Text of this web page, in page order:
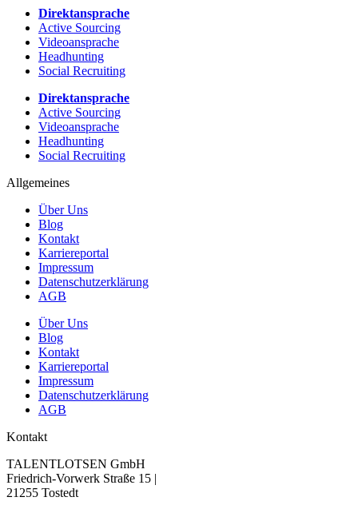
Direktansprache
Active Sourcing
Videoansprache
Headhunting
Social Recruiting
Direktansprache
Active Sourcing
Videoansprache
Headhunting
Social Recruiting
Allgemeines
Über Uns
Blog
Kontakt
Karriereportal
Impressum
Datenschutzerklärung
AGB
Über Uns
Blog
Kontakt
Karriereportal
Impressum
Datenschutzerklärung
AGB
Kontakt
TALENTLOTSEN GmbH
Friedrich-Vorwerk Straße 15 |
21255 Tostedt